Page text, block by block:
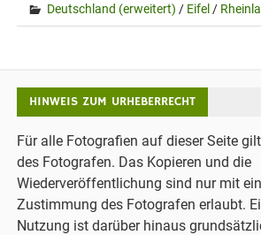
Deutschland (erweitert) / Eifel /
HINWEIS ZUM URHEBERRECHT
Für alle Fotografien auf dieser Seite
des Fotografen. Das Kopieren und die
Wiederveröffentlichung sind nur mit
Zustimmung des Fotografen erlaubt.
Nutzung ist darüber hinaus